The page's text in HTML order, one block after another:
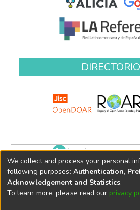
(511) 204-9900
We collect and process your personal
following purposes: Authentication,
Acknowledgement and Statistics.
To learn more, please read our privacy